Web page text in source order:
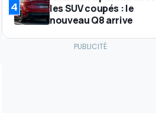
4
les SUV coupés : le
nouveau Q8 arrive